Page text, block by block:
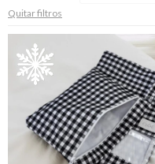
Quitar filtros